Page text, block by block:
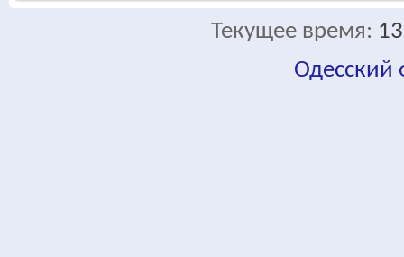
Текущее время:
Одесский